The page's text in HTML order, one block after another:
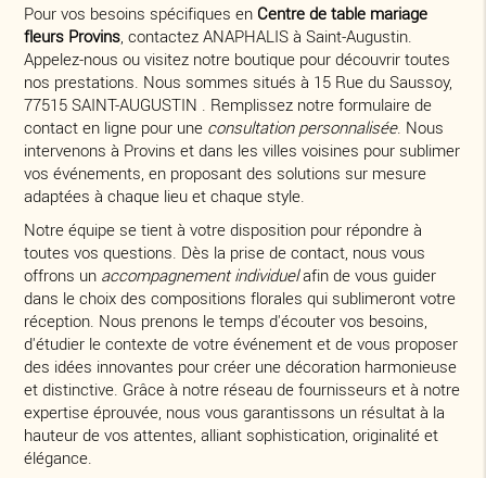
Pour vos besoins spécifiques en Centre de table mariage
fleurs Provins , contactez ANAPHALIS à Saint-Augustin.
Appelez-nous ou visitez notre boutique pour découvrir toutes
nos prestations. Nous sommes situés à 15 Rue du Saussoy,
77515 SAINT-AUGUSTIN . Remplissez notre formulaire de
contact en ligne pour une consultation personnalisée. Nous
intervenons à Provins et dans les villes voisines pour sublimer
vos événements, en proposant des solutions sur mesure
adaptées à chaque lieu et chaque style.
Notre équipe se tient à votre disposition pour répondre à
toutes vos questions. Dès la prise de contact, nous vous
offrons un accompagnement individuelafin de vous guider
dans le choix des compositions florales qui sublimeront votre
réception. Nous prenons le temps d'écouter vos besoins,
d'étudier le contexte de votre événement et de vous proposer
des idées innovantes pour créer une décoration harmonieuse
et distinctive. Grâce à notre réseau de fournisseurs et à notre
expertise éprouvée, nous vous garantissons un résultat à la
hauteur de vos attentes, alliant sophistication, originalité et
élégance.